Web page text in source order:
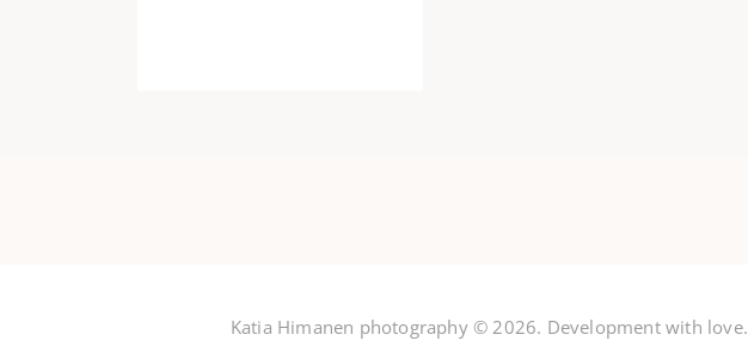
Katia Himanen photography © 2026. Development with love.